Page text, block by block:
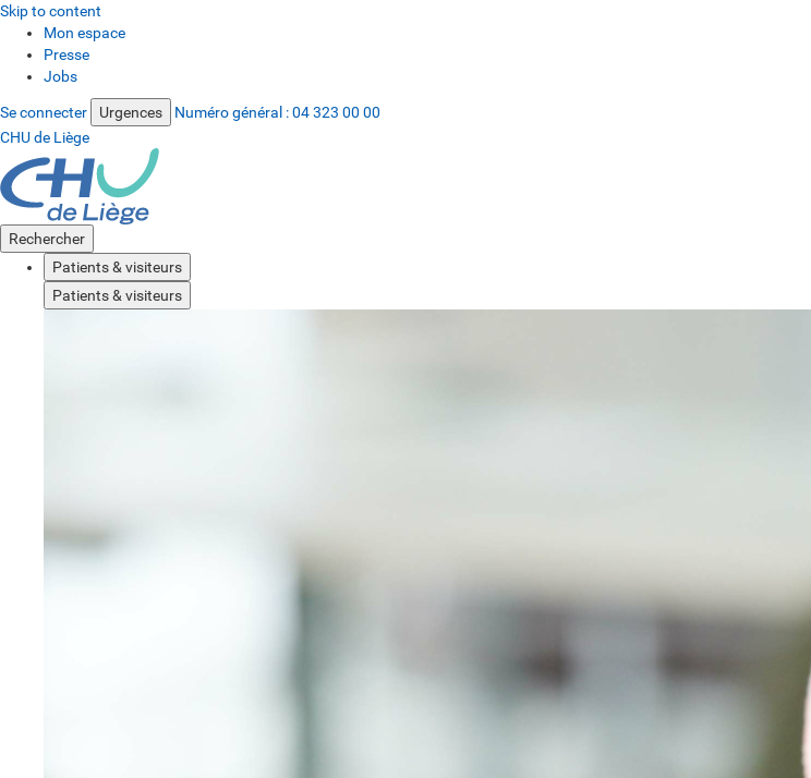
Skip to content
Mon espace
Presse
Jobs
Se connecter Urgences Numéro général :04 323 00 00
CHU de Liège
Rechercher
Patients & visiteurs
Patients & visiteurs